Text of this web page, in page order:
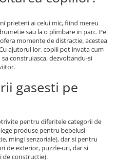
prieteni ai celui mic, fiind mereu
sau la o plimbare in parc. Pe
momente de distractie, acestea
ajutorul lor, copiii pot invata cum
construiasca, dezvoltandu-si
gasesti pe
pentru diferitele categorii de
produse pentru bebelusi
mingi senzoriale), dar si pentru
de exterior, puzzle-uri, dar si
de constructie).